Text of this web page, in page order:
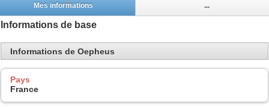
Mes informations ...
Informations de base
Informations de Oepheus
Pays
France